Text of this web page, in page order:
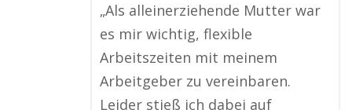
„Als alleinerziehende Mutter war
es mir wichtig, flexible
Arbeitszeiten mit meinem
Arbeitgeber zu vereinbaren.
Leider stieß ich dabei auf